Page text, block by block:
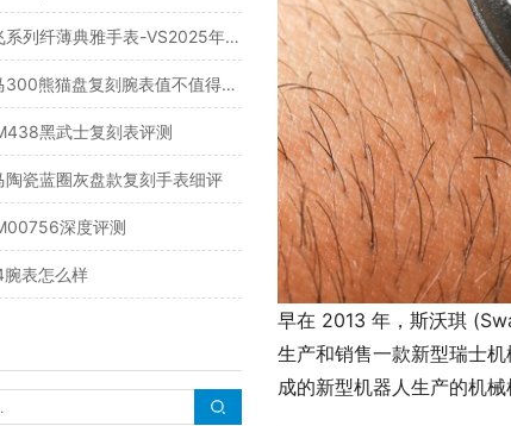
早在 2013 年，斯沃琪
生产和销售一款新型瑞士
成的新型机器人生产的机械
VS厂欧米茄碟飞系列纤薄典雅手表-VS2025年新品复刻表
VS厂欧米茄海马300熊猫盘复刻腕表值不值得入手
黑武士复刻表评测
陶瓷蓝圈灰盘款复刻手表细评
深度评测
表怎么样